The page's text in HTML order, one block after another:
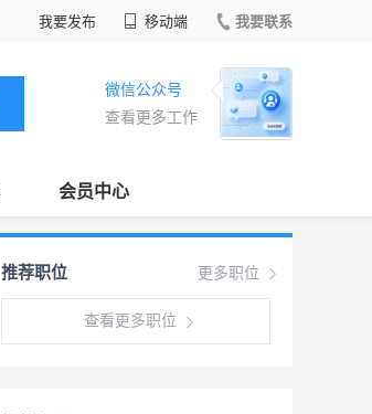
我要发布 移动端 我要联系
微信公众号
查看更多工作
会员中心
更多职位
推荐职位
查看更多职位